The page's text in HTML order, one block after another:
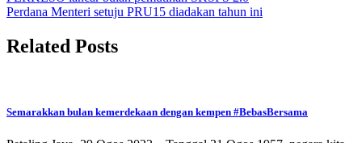
Perdana Menteri setuju PRU15 diadakan tahun ini
Related Posts
Semarakkan bulan kemerdekaan dengan kempen #BebasBersama